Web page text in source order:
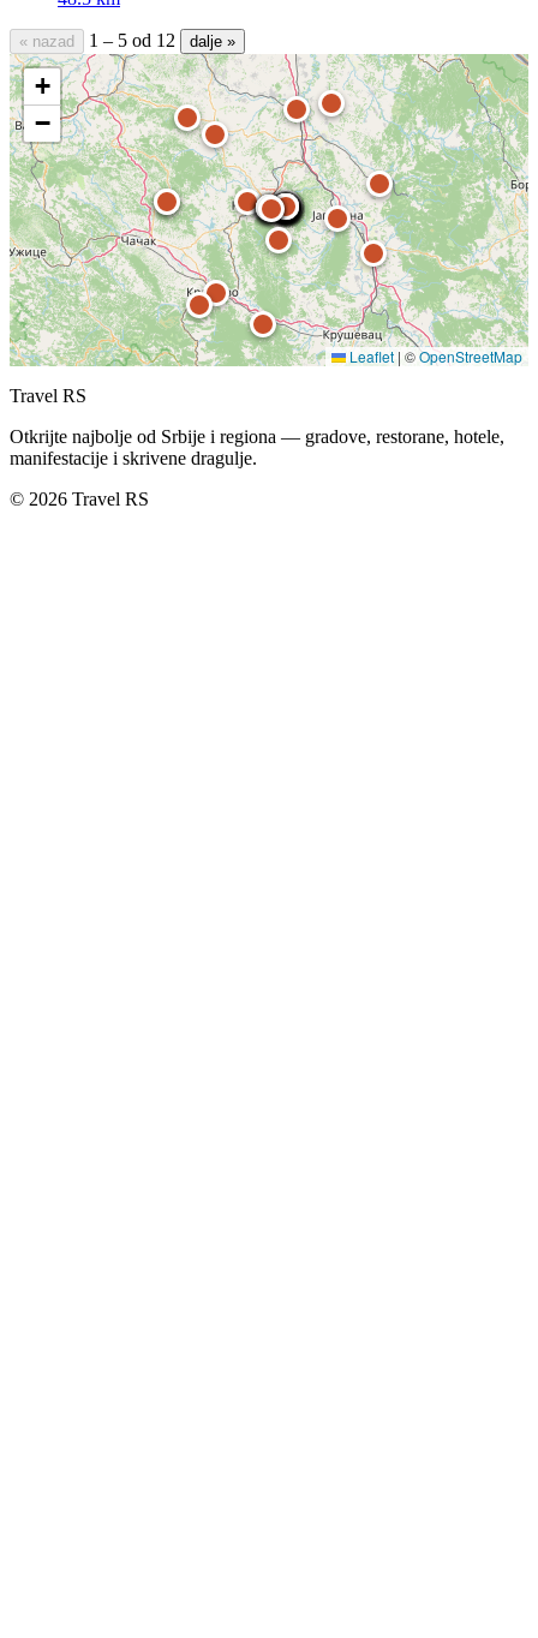
« nazad 1 – 5 od 12 dalje »
+
−
Leaflet | ©OpenStreetMap
Travel RS
Otkrijte najbolje od Srbije i regiona — gradove, restorane, hotele,
manifestacije i skrivene dragulje.
© 2026 Travel RS